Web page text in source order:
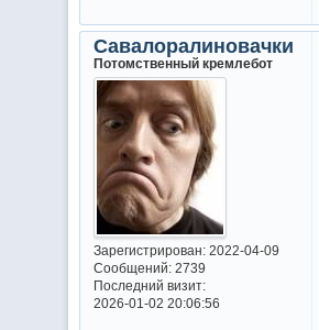
Савалоралиновачки
Потомственный кремлебот
Зарегистрирован: 2022-04-09
Сообщений:2739
Последний визит:
2026-01-02 20:06:56